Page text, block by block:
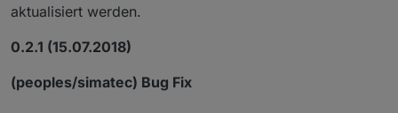
aktualisiert werden.
0.2.1 (15.07.2018)
(peoples/simatec) Bug Fix